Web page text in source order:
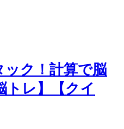
ック！計算で脳
トレ】【クイ